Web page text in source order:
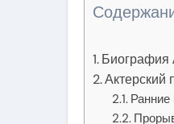
Биография
Актерский